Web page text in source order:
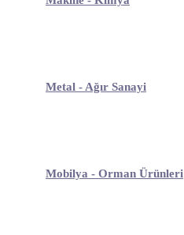
Metal - Ağır Sanayi
Mobilya - Orman Ürünleri